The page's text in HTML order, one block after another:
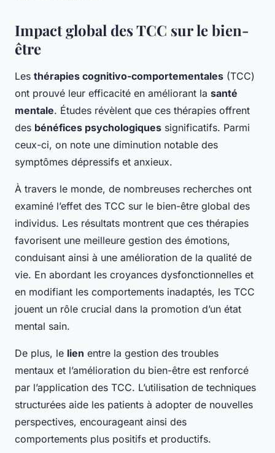
Impact global des TCC sur le bien-
être
Les thérapies cognitivo-comportementales (TCC)
ont prouvé leur efficacité en améliorant la santé
mentale. Études révèlent que ces thérapies offrent
des bénéfices psychologiques significatifs. Parmi
ceux-ci, on note une diminution notable des
symptômes dépressifs et anxieux.
À travers le monde, de nombreuses recherches ont
examiné l’effet des TCC sur le bien-être global des
individus. Les résultats montrent que ces thérapies
favorisent une meilleure gestion des émotions,
conduisant ainsi à une amélioration de la qualité de
vie. En abordant les croyances dysfonctionnelles et
en modifiant les comportements inadaptés, les TCC
jouent un rôle crucial dans la promotion d’un état
mental sain.
De plus, le lien entre la gestion des troubles
mentaux et l’amélioration du bien-être est renforcé
par l’application des TCC. L’utilisation de techniques
structurées aide les patients à adopter de nouvelles
perspectives, encourageant ainsi des
comportements plus positifs et productifs.